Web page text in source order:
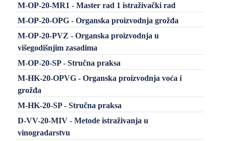
M-OP-20-MR1 - Master rad 1 istraživački rad
M-OP-20-OPG - Organska proizvodnja grožđa
M-OP-20-PVZ - Organska proizvodnja u
višegodišnjim zasadima
M-OP-20-SP - Stručna praksa
M-HK-20-OPVG - Organska proizvodnja voća i
grožđa
M-HK-20-SP - Stručna praksa
D-VV-20-MIV - Metode istraživanja u
vinogradarstvu